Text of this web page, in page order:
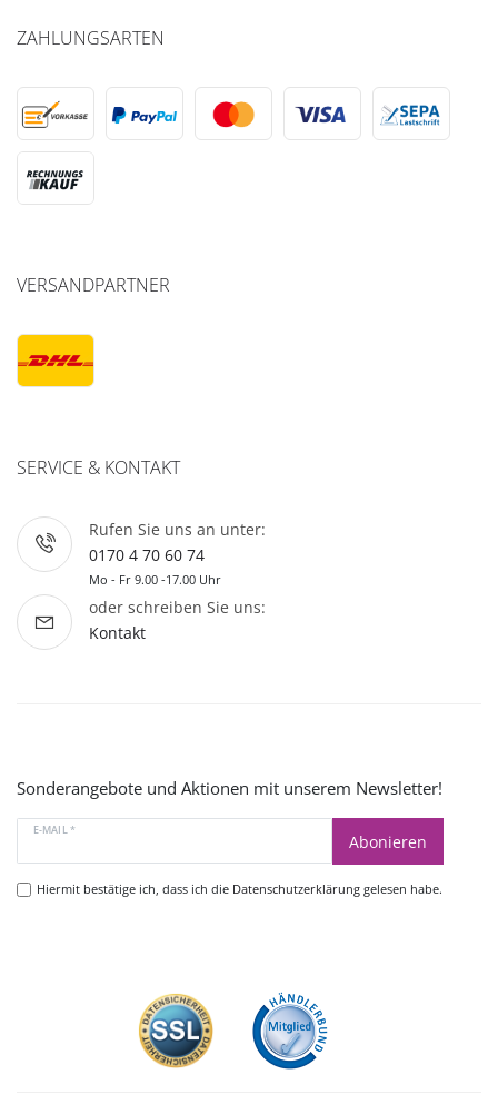
ZAHLUNGSARTEN
VERSANDPARTNER
SERVICE & KONTAKT
Rufen Sie uns an unter:
0170 4 70 60 74
Mo - Fr 9.00 -17.00 Uhr
oder schreiben Sie uns:
Kontakt
Sonderangebote und Aktionen mit unserem Newsletter!
E-MAIL *
Abonieren
Hiermit bestätige ich, dass ich die Datenschutzerklärunggelesen habe.